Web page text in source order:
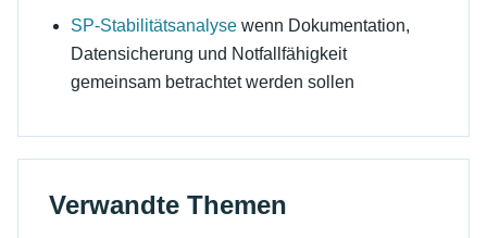
SP-Stabilitätsanalyse wenn Dokumentation,
Datensicherung und Notfallfähigkeit
gemeinsam betrachtet werden sollen
Verwandte Themen